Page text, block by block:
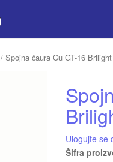
/ Spojna čaura Cu GT-16 Brilight
Ulogujte se
Šifra